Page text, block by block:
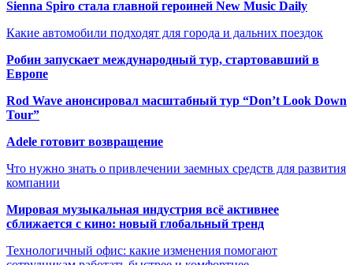
Sienna Spiro стала главной героиней New Music Daily
Какие автомобили подходят для города и дальних поездок
Робин запускает международный тур, стартовавший в
Европе
Rod Wave анонсировал масштабный тур “Don’t Look Down
Tour”
Adele готовит возвращение
Что нужно знать о привлечении заемных средств для развития
компании
Мировая музыкальная индустрия всё активнее
сближается с кино: новый глобальный тренд
Технологичный офис: какие изменения помогают